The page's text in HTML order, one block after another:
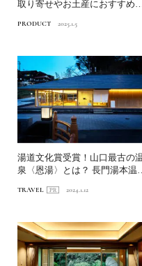
取り寄せやお土産におすすめ
PRODUCT 2025.1.5
湯道文化賞受賞！山口最古の
泉〈恩湯〉とは？ 長門湯本温泉
TRAVEL 2024.1.12